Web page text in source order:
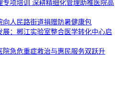
专项培训 深耕精细化管理助推医院高
向人民路街道捐赠防暑健康包
展：郴江实验室整合医学转化中心启
院急危重症救治与惠民服务双跃升